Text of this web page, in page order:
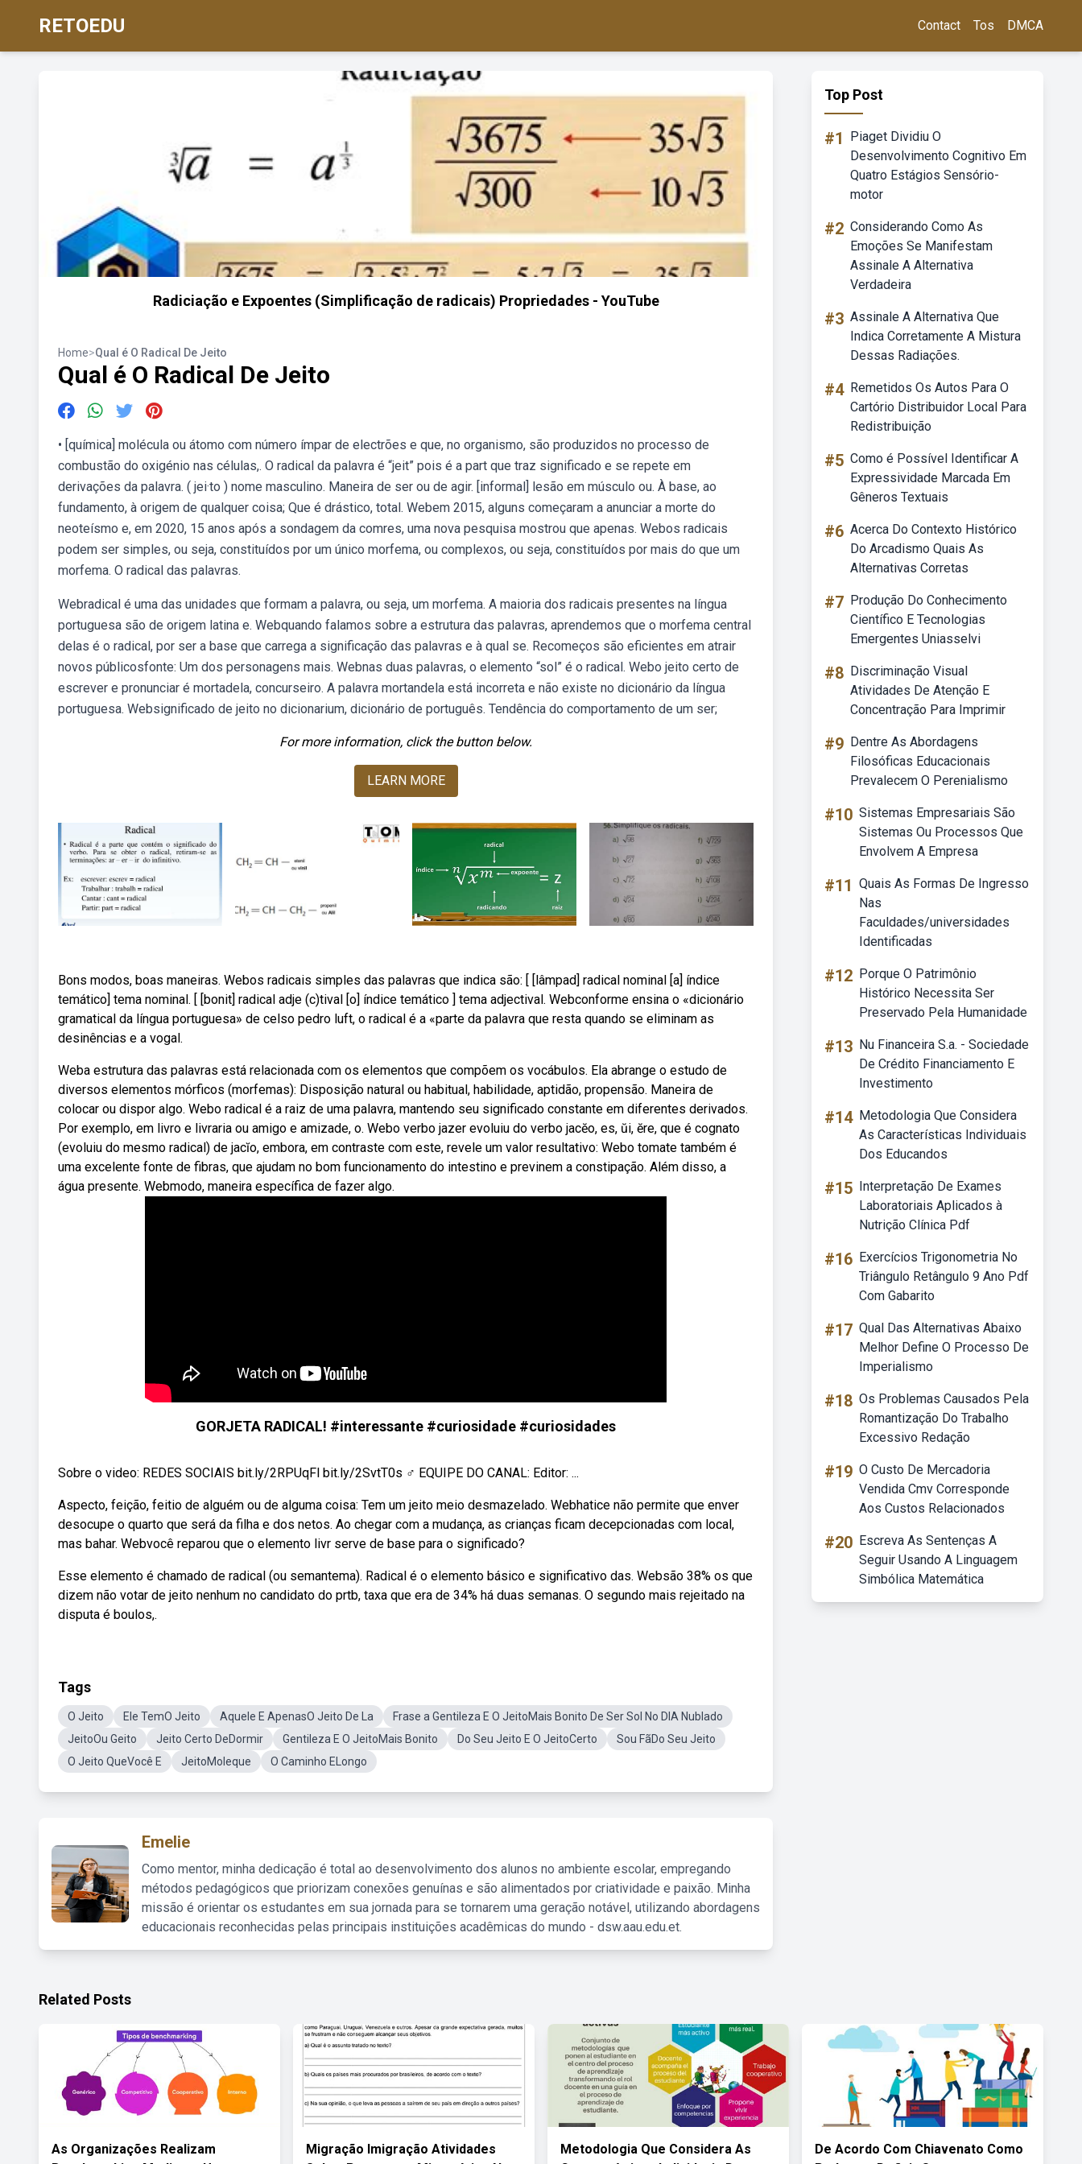
RETOEDU Contact Tos DMCA
Radiciação e Expoentes (Simplificação de radicais) Propriedades - YouTube
Home>Qual é O Radical De Jeito
Qual é O Radical De Jeito
• [química] molécula ou átomo com número ímpar de electrões e que, no organismo, são produzidos no processo de
combustão do oxigénio nas células,. O radical da palavra é “jeit” pois é a part que traz significado e se repete em
derivações da palavra. ( jei·to ) nome masculino. Maneira de ser ou de agir. [informal] lesão em músculo ou. À base, ao
fundamento, à origem de qualquer coisa; Que é drástico, total. Webem 2015, alguns começaram a anunciar a morte do
neoteísmo e, em 2020, 15 anos após a sondagem da comres, uma nova pesquisa mostrou que apenas. Webos radicais
podem ser simples, ou seja, constituídos por um único morfema, ou complexos, ou seja, constituídos por mais do que um
morfema. O radical das palavras.
Webradical é uma das unidades que formam a palavra, ou seja, um morfema. A maioria dos radicais presentes na língua
portuguesa são de origem latina e. Webquando falamos sobre a estrutura das palavras, aprendemos que o morfema central
delas é o radical, por ser a base que carrega a significação das palavras e à qual se. Recomeços são eficientes em atrair
novos públicosfonte: Um dos personagens mais. Webnas duas palavras, o elemento “sol” é o radical. Webo jeito certo de
escrever e pronunciar é mortadela, concurseiro. A palavra mortandela está incorreta e não existe no dicionário da língua
portuguesa. Websignificado de jeito no dicionarium, dicionário de português. Tendência do comportamento de um ser;
For more information, click the button below.
LEARN MORE
Bons modos, boas maneiras. Webos radicais simples das palavras que indica são: [ [lâmpad] radical nominal [a] índice
temático] tema nominal. [ [bonit] radical adje (c)tival [o] índice temático ] tema adjectival. Webconforme ensina o «dicionário
gramatical da língua portuguesa» de celso pedro luft, o radical é a «parte da palavra que resta quando se eliminam as
desinências e a vogal.
Weba estrutura das palavras está relacionada com os elementos que compõem os vocábulos. Ela abrange o estudo de
diversos elementos mórficos (morfemas): Disposição natural ou habitual, habilidade, aptidão, propensão. Maneira de
colocar ou dispor algo. Webo radical é a raiz de uma palavra, mantendo seu significado constante em diferentes derivados.
Por exemplo, em livro e livraria ou amigo e amizade, o. Webo verbo jazer evoluiu do verbo jacĕo, es, ŭi, ĕre, que é cognato
(evoluiu do mesmo radical) de jacĭo, embora, em contraste com este, revele um valor resultativo: Webo tomate também é
uma excelente fonte de fibras, que ajudam no bom funcionamento do intestino e previnem a constipação. Além disso, a
água presente. Webmodo, maneira específica de fazer algo.
GORJETA RADICAL! #interessante #curiosidade #curiosidades
Sobre o video: REDES SOCIAIS bit.ly/2RPUqFl bit.ly/2SvtT0s ‍♂️ EQUIPE DO CANAL: Editor: ...
Aspecto, feição, feitio de alguém ou de alguma coisa: Tem um jeito meio desmazelado. Webhatice não permite que enver
desocupe o quarto que será da filha e dos netos. Ao chegar com a mudança, as crianças ficam decepcionadas com local,
mas bahar. Webvocê reparou que o elemento livr serve de base para o significado?
Esse elemento é chamado de radical (ou semantema). Radical é o elemento básico e significativo das. Websão 38% os que
dizem não votar de jeito nenhum no candidato do prtb, taxa que era de 34% há duas semanas. O segundo mais rejeitado na
disputa é boulos,.
Tags
O Jeito Ele TemO Jeito Aquele E ApenasO Jeito De La
Frase a Gentileza E O JeitoMais Bonito De Ser Sol No DIA Nublado
JeitoOu Geito
Jeito Certo DeDormir Gentileza E O JeitoMais Bonito Do Seu Jeito E O JeitoCerto
Sou FãDo Seu Jeito
O Jeito QueVocê E
JeitoMoleque O Caminho ELongo
Emelie
Como mentor, minha dedicação é total ao desenvolvimento dos alunos no ambiente escolar, empregando
métodos pedagógicos que priorizam conexões genuínas e são alimentados por criatividade e paixão. Minha
missão é orientar os estudantes em sua jornada para se tornarem uma geração notável, utilizando abordagens
educacionais reconhecidas pelas principais instituições acadêmicas do mundo - dsw.aau.edu.et.
Top Post
#1
Piaget Dividiu O
Desenvolvimento Cognitivo Em
Quatro Estágios Sensório-
motor
#2 Considerando Como As
Emoções Se Manifestam
Assinale A Alternativa
Verdadeira
#3 Assinale A Alternativa Que
Indica Corretamente A Mistura
Dessas Radiações.
#4 Remetidos Os Autos Para O
Cartório Distribuidor Local Para
Redistribuição
#5 Como é Possível Identificar A
Expressividade Marcada Em
Gêneros Textuais
#6 Acerca Do Contexto Histórico
Do Arcadismo Quais As
Alternativas Corretas
#7 Produção Do Conhecimento
Científico E Tecnologias
Emergentes Uniasselvi
#8 Discriminação Visual
Atividades De Atenção E
Concentração Para Imprimir
#9 Dentre As Abordagens
Filosóficas Educacionais
Prevalecem O Perenialismo
#10 Sistemas Empresariais São
Sistemas Ou Processos Que
Envolvem A Empresa
#11 Quais As Formas De Ingresso
Nas
Faculdades/universidades
Identificadas
#12 Porque O Patrimônio
Histórico Necessita Ser
Preservado Pela Humanidade
#13 Nu Financeira S.a. - Sociedade
De Crédito Financiamento E
Investimento
#14 Metodologia Que Considera
As Características Individuais
Dos Educandos
#15 Interpretação De Exames
Laboratoriais Aplicados à
Nutrição Clínica Pdf
#16 Exercícios Trigonometria No
Triângulo Retângulo 9 Ano Pdf
Com Gabarito
#17 Qual Das Alternativas Abaixo
Melhor Define O Processo De
Imperialismo
#18 Os Problemas Causados Pela
Romantização Do Trabalho
Excessivo Redação
#19 O Custo De Mercadoria
Vendida Cmv Corresponde
Aos Custos Relacionados
#20 Escreva As Sentenças A
Seguir Usando A Linguagem
Simbólica Matemática
Related Posts
As Organizações Realizam
Migração Imigração Atividades
Metodologia Que Considera As
De Acordo Com Chiavenato Como